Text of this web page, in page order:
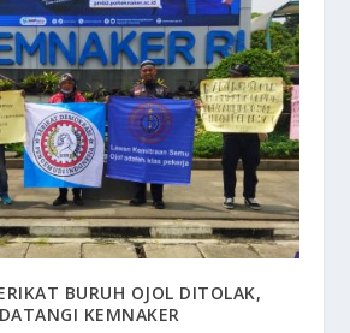
BURUH OJOL DITOLAK,
KEMNAKER